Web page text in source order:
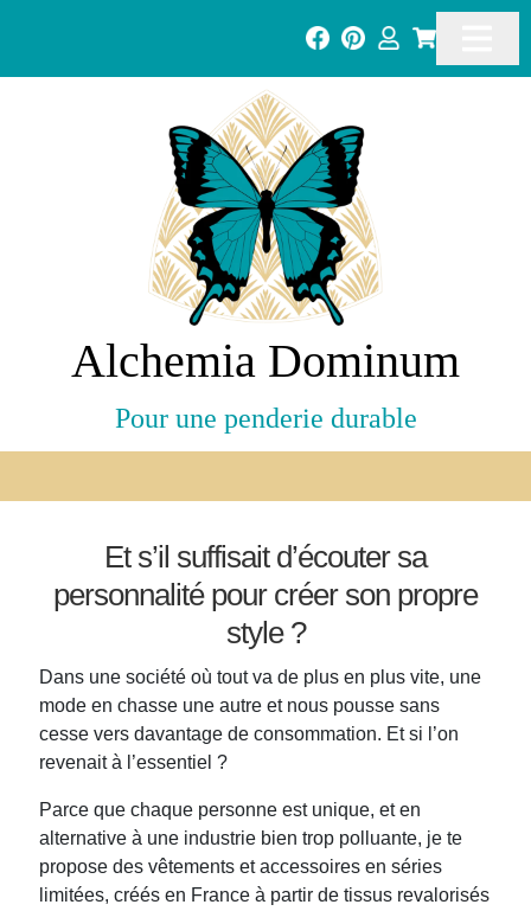
Alchemia Dominum
Pour une penderie durable
Et s’il suffisait d’écouter sa
personnalité pour créer son propre
style ?
Dans une société où tout va de plus en plus vite, une
mode en chasse une autre et nous pousse sans
cesse vers davantage de consommation. Et si l’on
revenait à l’essentiel ?
Parce que chaque personne est unique, et en
alternative à une industrie bien trop polluante, je te
propose des vêtements et accessoires en séries
limitées, créés en France à partir de tissus revalorisés